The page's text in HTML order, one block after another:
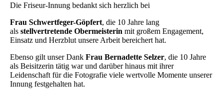
Die Friseur-Innung bedankt sich herzlich bei
Frau Schwertfeger-Göpfert, die 10 Jahre lang
als stellvertretende Obermeisterin mit großem Engagement,
Einsatz und Herzblut unsere Arbeit bereichert hat.
Ebenso gilt unser Dank Frau Bernadette Selzer, die 10 Jahre
als Beisitzerin tätig war und darüber hinaus mit ihrer
Leidenschaft für die Fotografie viele wertvolle Momente unserer
Innung festgehalten hat.